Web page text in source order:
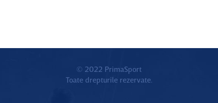
© 2022 PrimaSport
Toate drepturile rezervate.